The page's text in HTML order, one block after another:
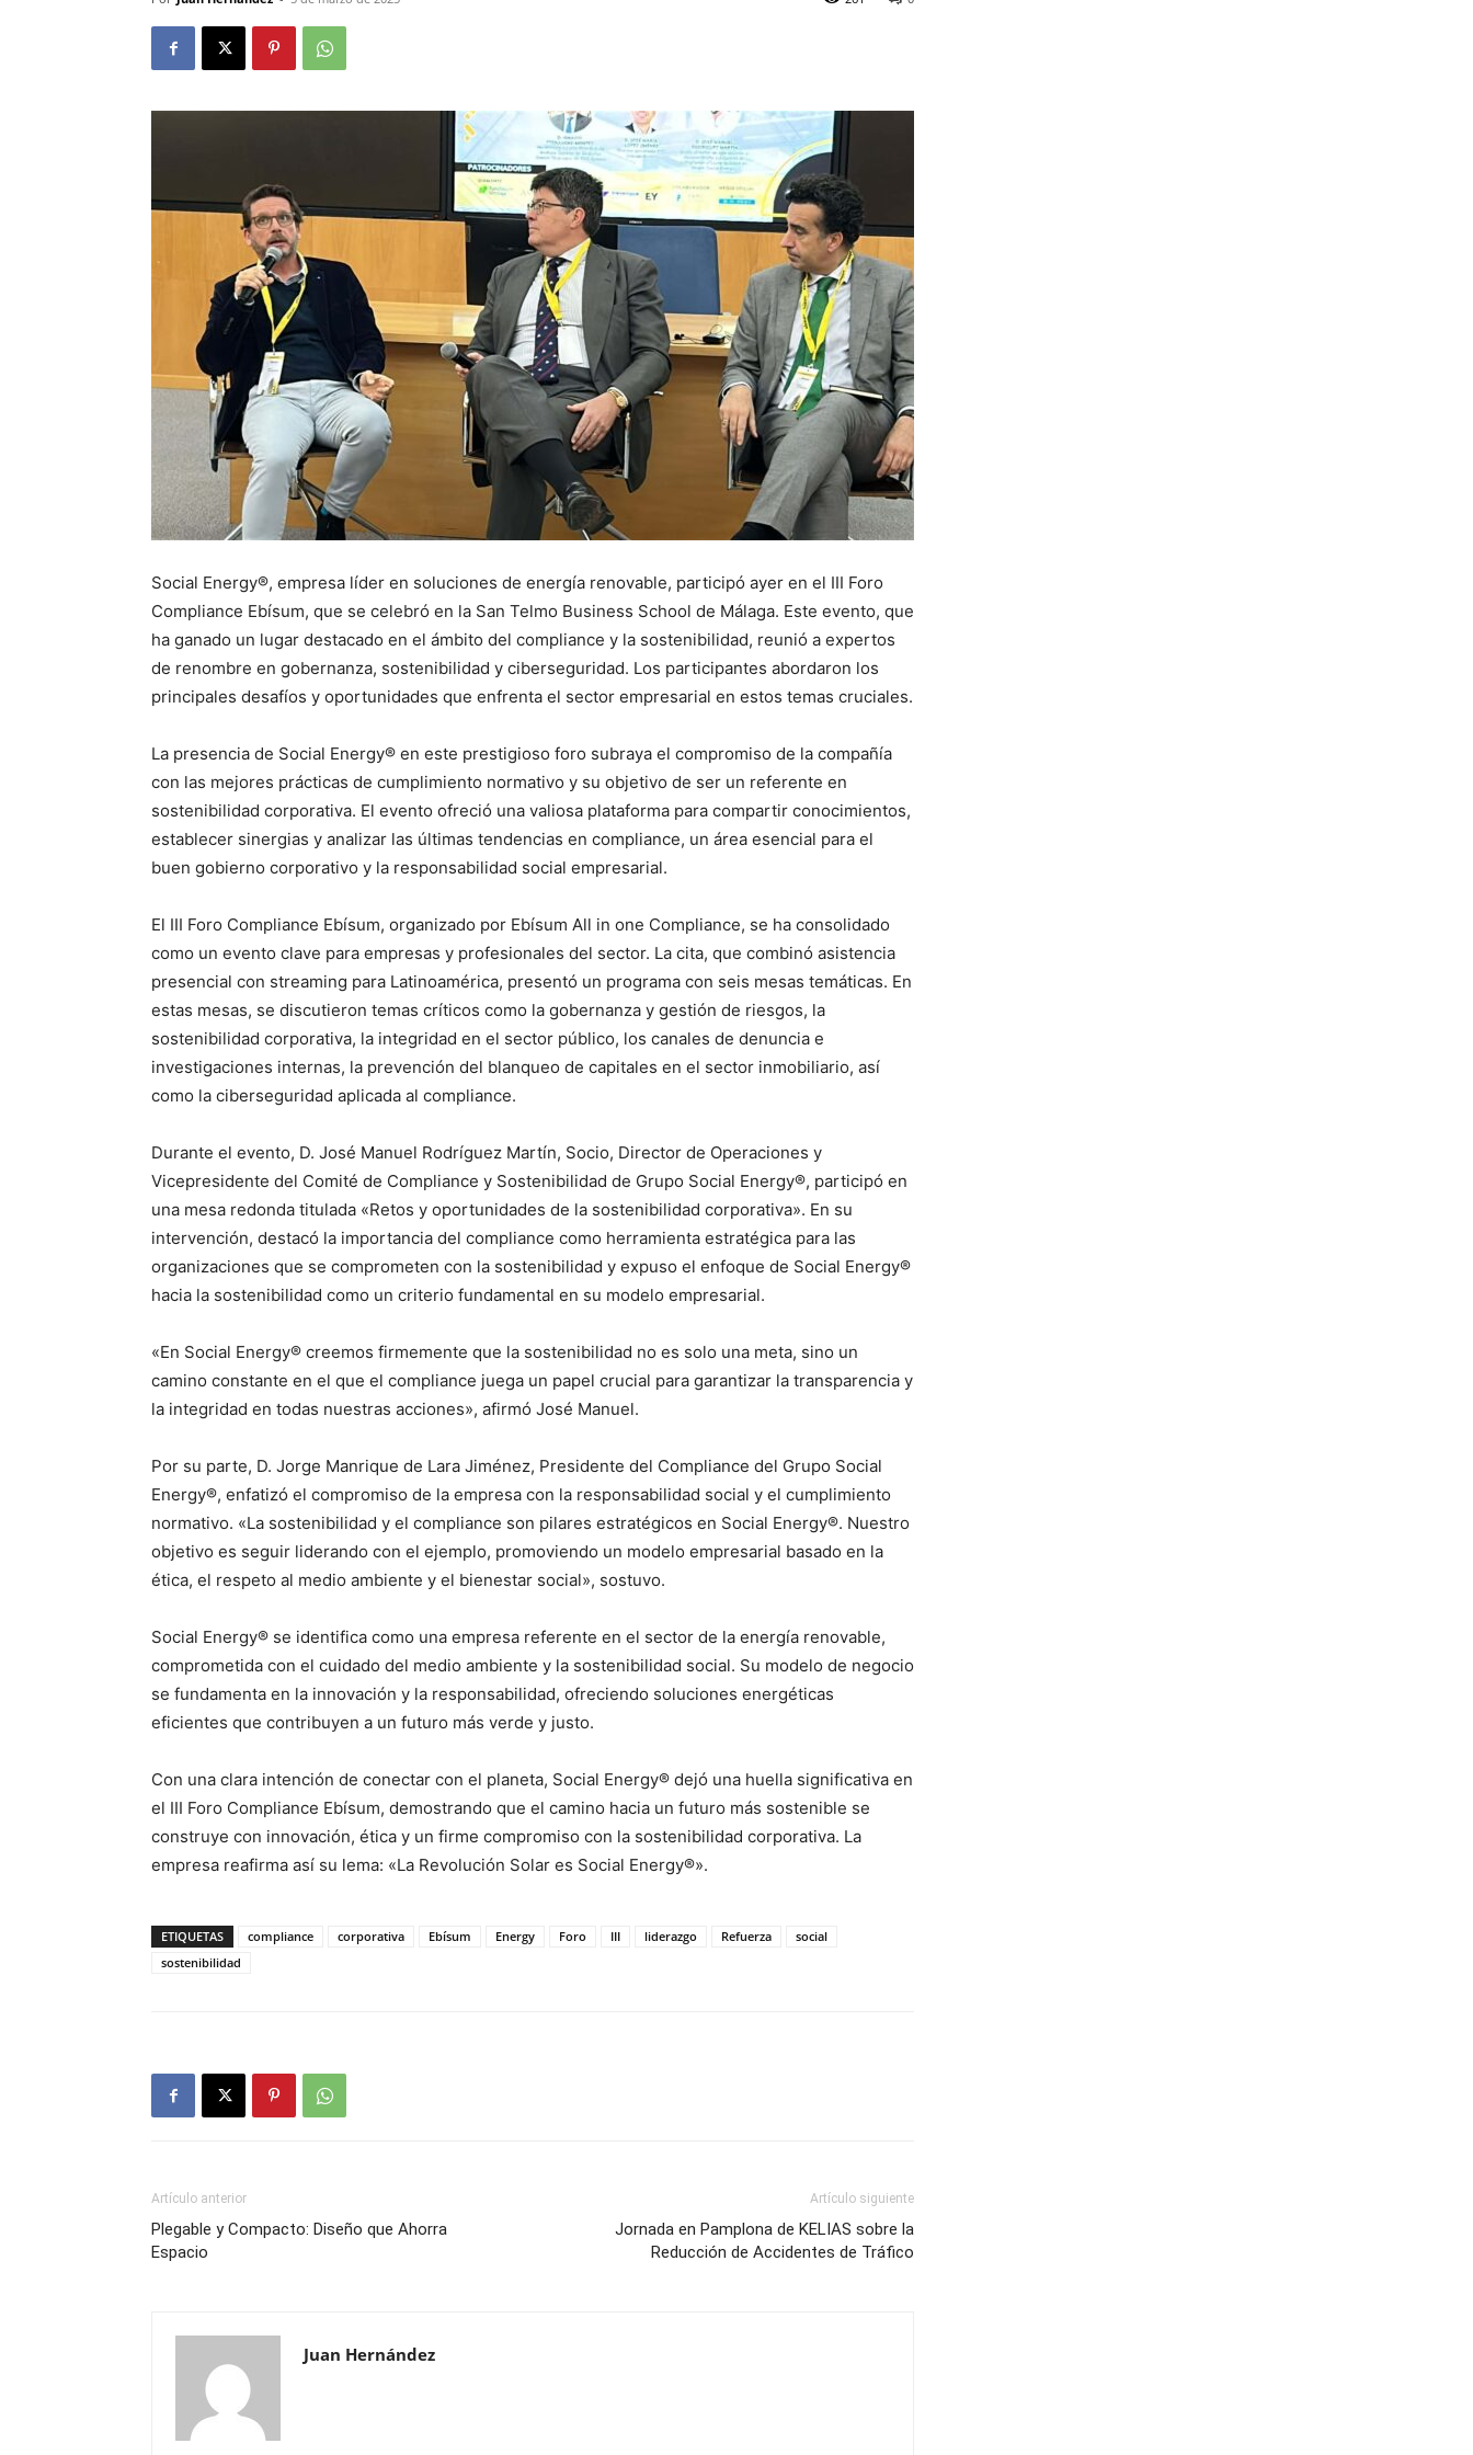
Social Energy®, empresa líder en soluciones de energía renovable, participó ayer en el III Foro
Compliance Ebísum, que se celebró en la San Telmo Business School de Málaga. Este evento, que
ha ganado un lugar destacado en el ámbito del compliance y la sostenibilidad, reunió a expertos
de renombre en gobernanza, sostenibilidad y ciberseguridad. Los participantes abordaron los
principales desafíos y oportunidades que enfrenta el sector empresarial en estos temas cruciales.
La presencia de Social Energy® en este prestigioso foro subraya el compromiso de la compañía
con las mejores prácticas de cumplimiento normativo y su objetivo de ser un referente en
sostenibilidad corporativa. El evento ofreció una valiosa plataforma para compartir conocimientos,
establecer sinergias y analizar las últimas tendencias en compliance, un área esencial para el
buen gobierno corporativo y la responsabilidad social empresarial.
El III Foro Compliance Ebísum, organizado por Ebísum All in one Compliance, se ha consolidado
como un evento clave para empresas y profesionales del sector. La cita, que combinó asistencia
presencial con streaming para Latinoamérica, presentó un programa con seis mesas temáticas. En
estas mesas, se discutieron temas críticos como la gobernanza y gestión de riesgos, la
sostenibilidad corporativa, la integridad en el sector público, los canales de denuncia e
investigaciones internas, la prevención del blanqueo de capitales en el sector inmobiliario, así
como la ciberseguridad aplicada al compliance.
Durante el evento, D. José Manuel Rodríguez Martín, Socio, Director de Operaciones y
Vicepresidente del Comité de Compliance y Sostenibilidad de Grupo Social Energy®, participó en
una mesa redonda titulada «Retos y oportunidades de la sostenibilidad corporativa». En su
intervención, destacó la importancia del compliance como herramienta estratégica para las
organizaciones que se comprometen con la sostenibilidad y expuso el enfoque de Social Energy®
hacia la sostenibilidad como un criterio fundamental en su modelo empresarial.
«En Social Energy® creemos firmemente que la sostenibilidad no es solo una meta, sino un
camino constante en el que el compliance juega un papel crucial para garantizar la transparencia y
la integridad en todas nuestras acciones», afirmó José Manuel.
Por su parte, D. Jorge Manrique de Lara Jiménez, Presidente del Compliance del Grupo Social
Energy®, enfatizó el compromiso de la empresa con la responsabilidad social y el cumplimiento
normativo. «La sostenibilidad y el compliance son pilares estratégicos en Social Energy®. Nuestro
objetivo es seguir liderando con el ejemplo, promoviendo un modelo empresarial basado en la
ética, el respeto al medio ambiente y el bienestar social», sostuvo.
Social Energy® se identifica como una empresa referente en el sector de la energía renovable,
comprometida con el cuidado del medio ambiente y la sostenibilidad social. Su modelo de negocio
se fundamenta en la innovación y la responsabilidad, ofreciendo soluciones energéticas
eficientes que contribuyen a un futuro más verde y justo.
Con una clara intención de conectar con el planeta, Social Energy® dejó una huella significativa en
el III Foro Compliance Ebísum, demostrando que el camino hacia un futuro más sostenible se
construye con innovación, ética y un firme compromiso con la sostenibilidad corporativa. La
empresa reafirma así su lema: «La Revolución Solar es Social Energy®».
ETIQUETAS compliance corporativa Ebísum Energy Foro III liderazgo Refuerza
social
sostenibilidad
Artículo anterior
Plegable y Compacto: Diseño que Ahorra
Espacio
Artículo siguiente
Jornada en Pamplona de KELIAS sobre la
Reducción de Accidentes de Tráfico
Juan Hernández